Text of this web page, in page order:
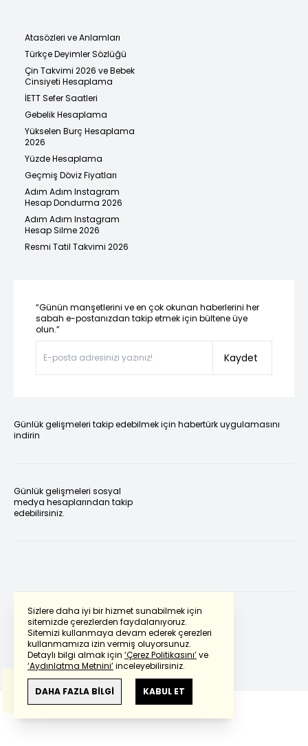
Sizlere daha iyi bir hizmet sunabilmek için
sitemizde çerezlerden faydalanıyoruz.
Sitemizi kullanmaya devam ederek çerezleri
kullanmamıza izin vermiş oluyorsunuz.
Detaylı bilgi almak için ‘Çerez Politikasını’ve
‘Aydınlatma Metnini’inceleyebilirsiniz.
DAHA FAZLA BİLGİ KABUL ET
Atasözleri ve Anlamları
Türkçe Deyimler Sözlüğü
Çin Takvimi 2026 ve Bebek
Cinsiyeti Hesaplama
İETT Sefer Saatleri
Gebelik Hesaplama
Yükselen Burç Hesaplama
2026
Yüzde Hesaplama
Geçmiş Döviz Fiyatları
Adım Adım Instagram
Hesap Dondurma 2026
Adım Adım Instagram
Hesap Silme 2026
Resmi Tatil Takvimi 2026
“Günün manşetlerini ve en çok okunan haberlerini her
sabah e-postanızdan takip etmek için bültene üye
olun.”
Kaydet
Günlük gelişmeleri takip edebilmek için habertürk uygulamasını
indirin
Günlük gelişmeleri sosyal
medya hesaplarından takip
edebilirsiniz.
Powered by Translate
Bu çevirideGoogle Transletekullanılmıştır.
Anlam ve çeviri hatalarından
haberturk.com
sorumlu değildir.